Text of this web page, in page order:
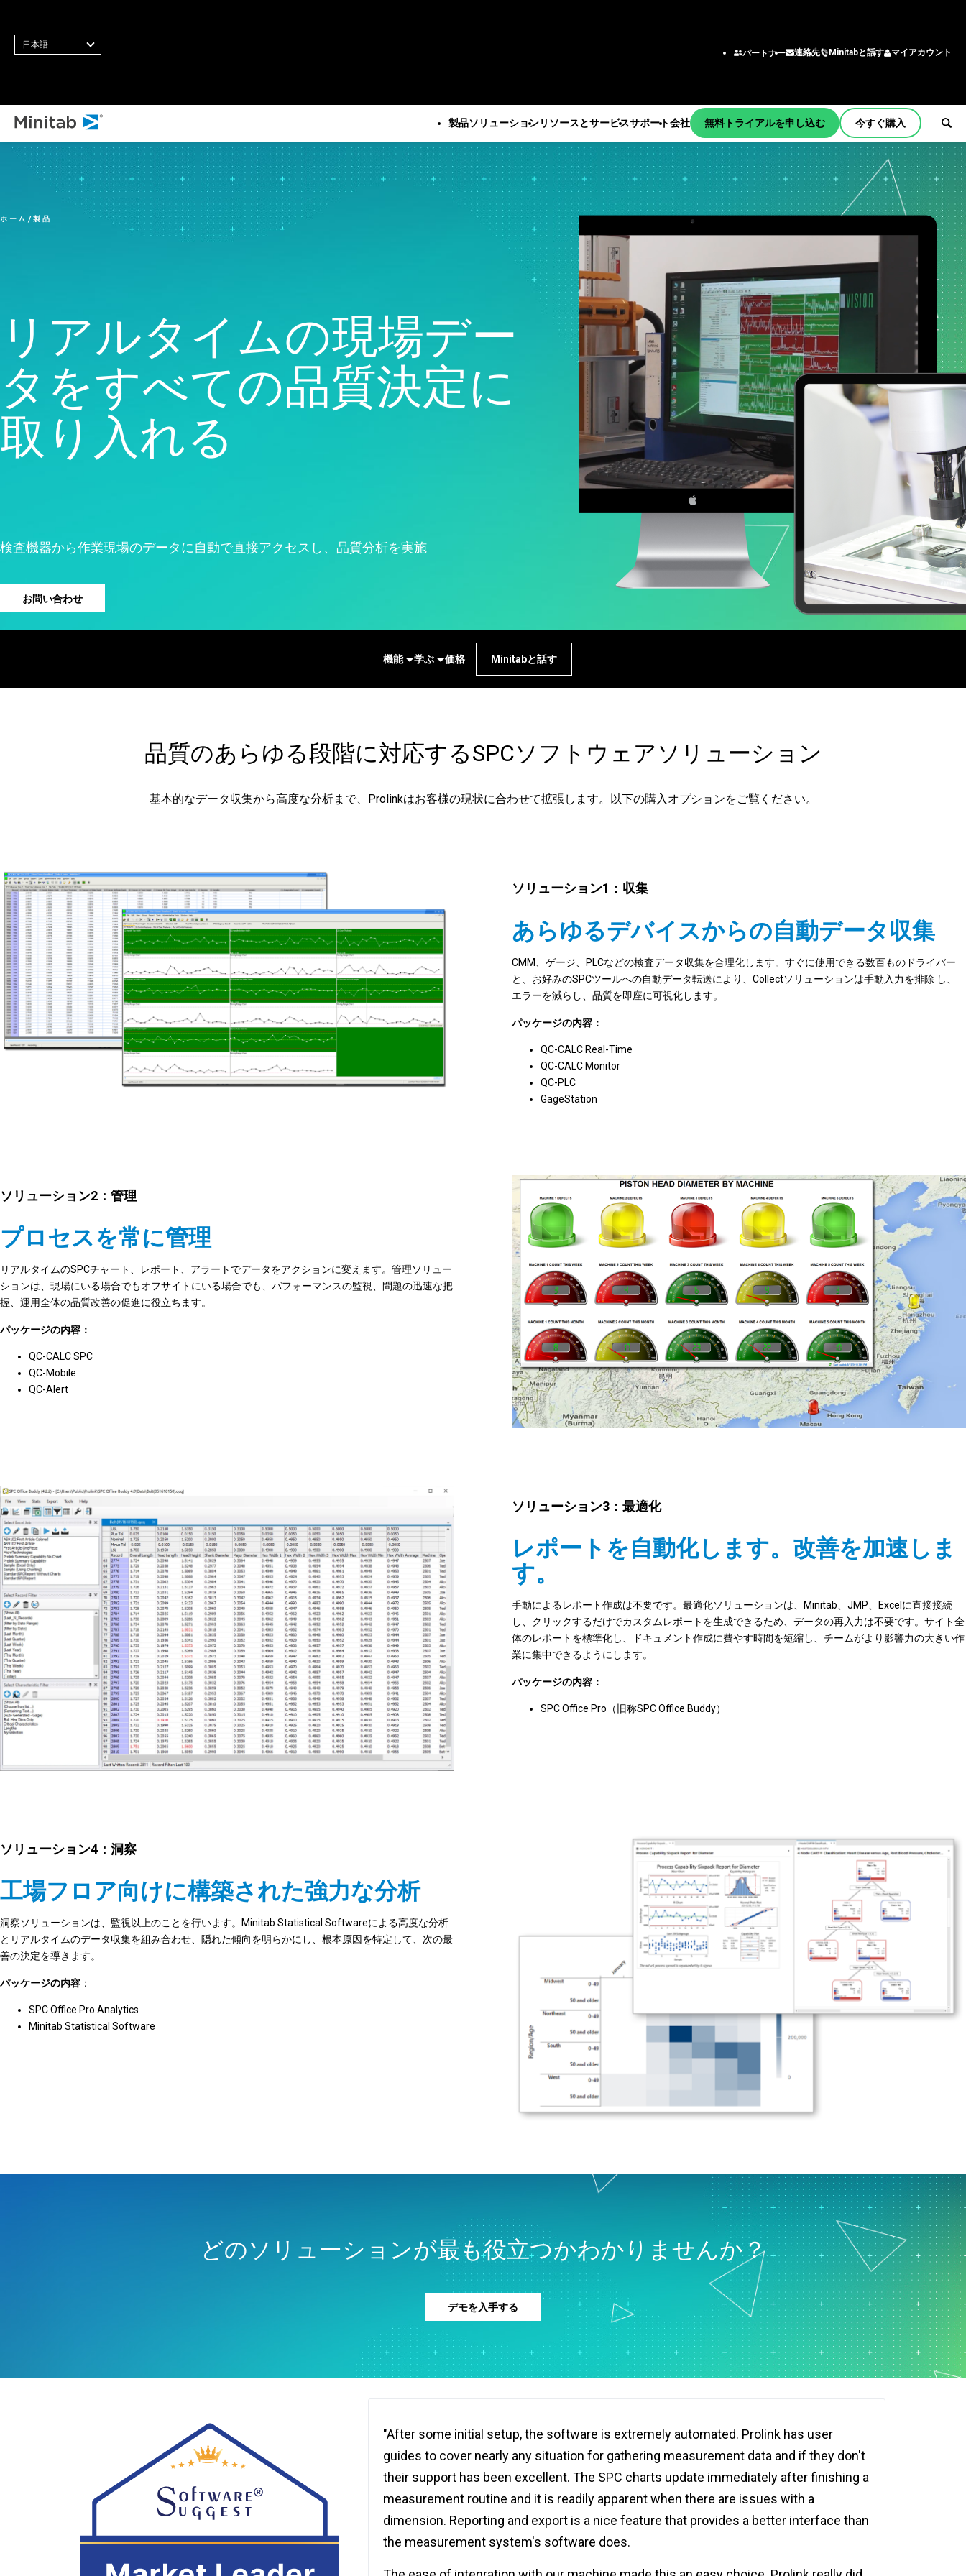
日本語
パートナー
連絡先 Minitabと話す マイアカウント
製品
すべての製品
Minitab Solution Center
Minitab Statistical
Real-Time SPC
Prolinkデータ収集および
SPC
Scytecデータ収集と
OEE（総合設備効率）
Simul8離散事象シミュレ
ソリューション
すべてのソリューション
分析
統計・予測分析
統計データサイエンスと機
品質分析
Live Analytics
信頼性 & 寿命データ分析
ディスクリートイベントシ
ミュレーション
デジタルツイン
モデル展開とML Ops
イノベーションおよびプロ
ジェクト管理
プロセスエクセレンス：検
出、修正、および防止
産業ソリューション
学術・教育
建設
エネルギー・天然資源
政府・公共部門
医療
保険
製造産業
製薬
サービス
ソフトウェアとテクノロジ
機能/役割
エンジニアリング
カスタマーサービス・コン
タクトセンター
人事
マーケティングデータ分析
研究開発
リソースとサービス
すべてのリソースとサービス
リソース
ケーススタディ
電子書籍とホワイトペーパ
サービス
トレーニング
自習型学習
社会人教育
コンサルティング
サポート
技術サポート
サブスクリプションとアク
ティベーション
Minitab Quick Start
トレーニング
インストールのサポート
サポート動画
サポートドキュメント
ソフトウェアの更新
製品ダウンロード
サポートポリシー
会社
会社
企業情報
リーダーチーム
採用情報
お問い合わせ窓口
ニュース
無料トライアルを申し込む 今すぐ購入
ホーム 製品
リアルタイムの現場デー
タをすべての品質決定に
取り入れる
検査機器から作業現場のデータに自動で直接アクセスし、品質分析を実施
お問い合わせ
機能 学ぶ 価格 Minitabと話す
品質のあらゆる段階に対応するSPCソフトウェアソリューション
基本的なデータ収集から高度な分析まで、Prolinkはお客様の現状に合わせて拡張します。以下の購入オプションをご覧ください。
ソリューション1：収集
あらゆるデバイスからの自動データ収集
CMM、ゲージ、PLCなどの検査データ収集を合理化します。すぐに使用できる数百ものドライバー
と、お好みのSPCツールへの自動データ転送により、Collectソリューションは手動入力を排除 し、
エラーを減らし、品質を即座に可視化します。
パッケージの内容：
QC-CALC Real-Time
QC-CALC Monitor
QC-PLC
GageStation
ソリューション2：管理
プロセスを常に管理
リアルタイムのSPCチャート、レポート、アラートでデータをアクションに変えます。管理ソリュー
ションは、現場にいる場合でもオフサイトにいる場合でも、パフォーマンスの監視、問題の迅速な把
握、運用全体の品質改善の促進に役立ちます。
パッケージの内容：
QC-CALC SPC
QC-Mobile
QC-Alert
ソリューション3：最適化
レポートを自動化します。改善を加速しま
す。
手動によるレポート作成は不要です。最適化ソリューションは、Minitab、JMP、Excelに直接接続
し、クリックするだけでカスタムレポートを生成できるため、データの再入力は不要です。サイト全
体のレポートを標準化し、ドキュメント作成に費やす時間を短縮し、チームがより影響力の大きい作
業に集中できるようにします。
パッケージの内容：
SPC Office Pro（旧称SPC Office Buddy）
ソリューション4：洞察
工場フロア向けに構築された強力な分析
洞察ソリューションは、監視以上のことを行います。Minitab Statistical Softwareによる高度な分析
とリアルタイムのデータ収集を組み合わせ、隠れた傾向を明らかにし、根本原因を特定して、次の最
善の決定を導きます。
パッケージの内容 ：
SPC Office Pro Analytics
Minitab Statistical Software
どのソリューションが最も役立つかわかりませんか？
デモを入手する
"After some initial setup, the software is extremely automated. Prolink has user
guides to cover nearly any situation for gathering measurement data and if they don't
their support has been excellent. The SPC charts update immediately after finishing a
measurement routine and it is readily apparent when there are issues with a
dimension. Reporting and export is a nice feature that provides a better interface than
the measurement system's software does.